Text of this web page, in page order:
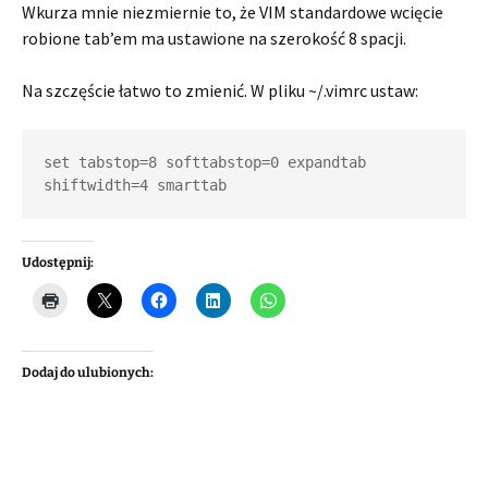
Wkurza mnie niezmiernie to, że VIM standardowe wcięcie
robione tab’em ma ustawione na szerokość 8 spacji.
Na szczęście łatwo to zmienić. W pliku ~/.vimrc ustaw:
set tabstop=8 softtabstop=0 expandtab
shiftwidth=4 smarttab
Udostępnij:
Dodaj do ulubionych: